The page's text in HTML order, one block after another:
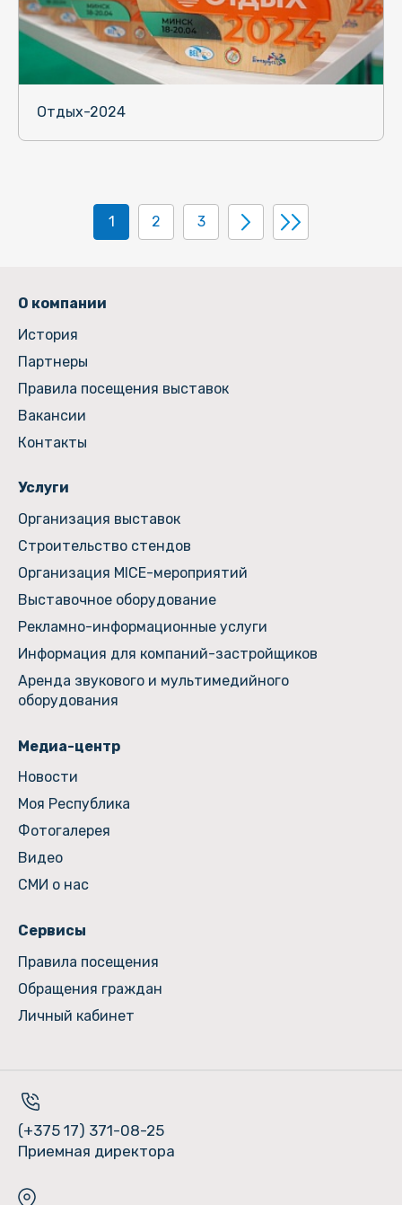
Отдых-2024
1 2 3
О компании
История
Партнеры
Правила посещения выставок
Вакансии
Контакты
Услуги
Организация выставок
Строительство стендов
Организация MICE-мероприятий
Выставочное оборудование
Рекламно-информационные услуги
Информация для компаний-застройщиков
Аренда звукового и мультимедийного
оборудования
Медиа-центр
Новости
Моя Республика
Фотогалерея
Видео
СМИ о нас
Сервисы
Правила посещения
Обращения граждан
Личный кабинет
(+375 17) 371-08-25
Приемная директора